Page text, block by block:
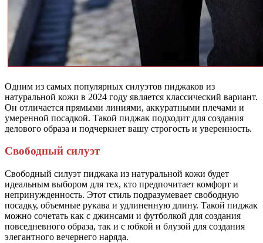
Одним из самых популярных силуэтов пиджаков из
натуральной кожи в 2024 году является классический вариант.
Он отличается прямыми линиями, аккуратными плечами и
умеренной посадкой. Такой пиджак подходит для создания
делового образа и подчеркнет вашу строгость и уверенность.
Свободный силуэт
Свободный силуэт пиджака из натуральной кожи будет
идеальным выбором для тех, кто предпочитает комфорт и
непринужденность. Этот стиль подразумевает свободную
посадку, объемные рукава и удлиненную длину. Такой пиджак
можно сочетать как с джинсами и футболкой для создания
повседневного образа, так и с юбкой и блузой для создания
элегантного вечернего наряда.